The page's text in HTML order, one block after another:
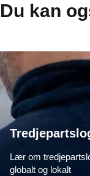
Du kan
Lær om
globalt og lokalt